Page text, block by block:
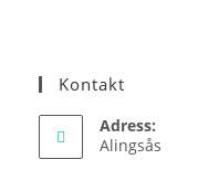
Kontakt
Adress:
Alingsås